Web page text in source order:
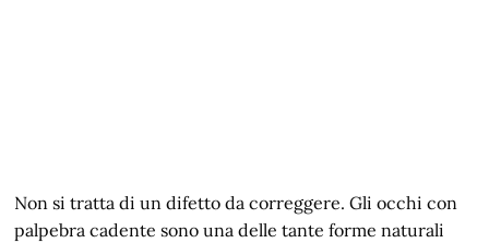
Non si tratta di un difetto da correggere. Gli occhi con
palpebra cadente sono una delle tante forme naturali